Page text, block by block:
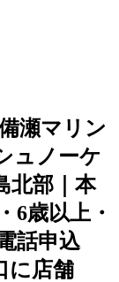
瀬マリン
ュノーケ
北部｜本
6歳以上・
話申込
に店舗